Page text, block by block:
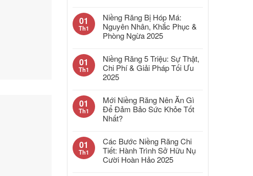
01
Th1
Niềng Răng Bị Hóp Má:
Nguyên Nhân, Khắc Phục &
Phòng Ngừa 2025
01
Th1
Niềng Răng 5 Triệu: Sự Thật,
Chi Phí & Giải Pháp Tối Ưu
2025
01
Th1
Mới Niềng Răng Nên Ăn Gì
Để Đảm Bảo Sức Khỏe Tốt
Nhất?
01
Th1
Các Bước Niềng Răng Chi
Tiết: Hành Trình Sở Hữu Nụ
Cười Hoàn Hảo 2025